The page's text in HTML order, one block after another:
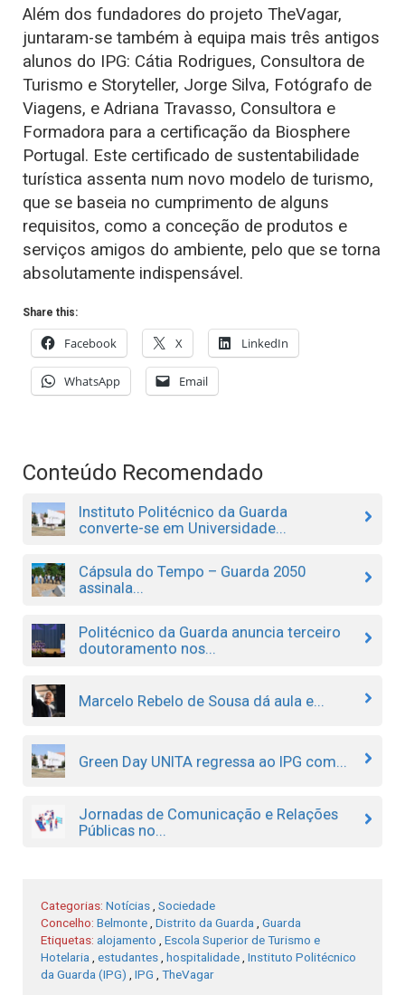
Além dos fundadores do projeto TheVagar,
juntaram-se também à equipa mais três antigos
alunos do IPG: Cátia Rodrigues, Consultora de
Turismo e Storyteller, Jorge Silva, Fotógrafo de
Viagens, e Adriana Travasso, Consultora e
Formadora para a certificação da Biosphere
Portugal. Este certificado de sustentabilidade
turística assenta num novo modelo de turismo,
que se baseia no cumprimento de alguns
requisitos, como a conceção de produtos e
serviços amigos do ambiente, pelo que se torna
absolutamente indispensável.
Share this:
Facebook X LinkedIn
WhatsApp Email
Conteúdo Recomendado
Instituto Politécnico da Guarda
converte-se em Universidade...
Cápsula do Tempo – Guarda 2050
assinala...
Politécnico da Guarda anuncia terceiro
doutoramento nos...
Marcelo Rebelo de Sousa dá aula e...
Green Day UNITA regressa ao IPG com...
Jornadas de Comunicação e Relações
Públicas no...
Categorias: Notícias Sociedade
Concelho: Belmonte Distrito da Guarda
Guarda
Etiquetas: alojamento
Escola Superior de Turismo e
Hotelaria
estudantes hospitalidade Instituto Politécnico
da Guarda (IPG)
IPG TheVagar